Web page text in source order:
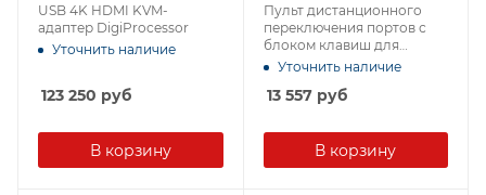
USB 4K HDMI KVM-
адаптер DigiProcessor
Уточнить наличие
123 250 руб
В корзину
Пульт дистанционного
переключения портов с
блоком клавиш для
настольных KVM-
Уточнить наличие
13 557руб
В корзину